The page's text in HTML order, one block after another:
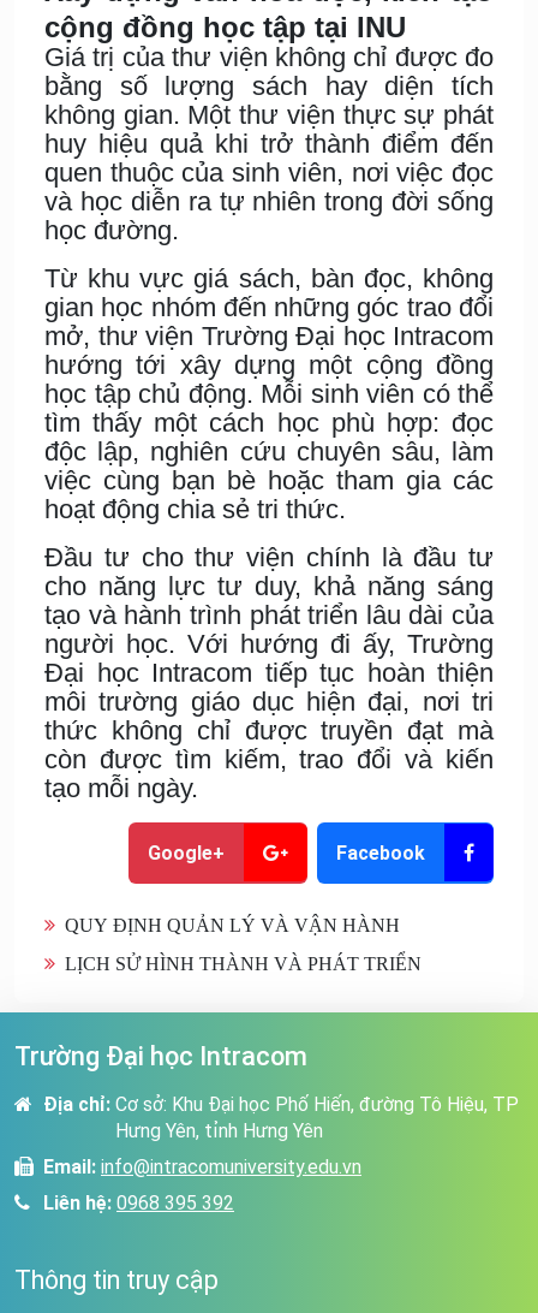
cộng đồng học tập tại INU
Giá trị của thư viện không chỉ được đo
bằng số lượng sách hay diện tích
không gian. Một thư viện thực sự phát
huy hiệu quả khi trở thành điểm đến
quen thuộc của sinh viên, nơi việc đọc
và học diễn ra tự nhiên trong đời sống
học đường.
Từ khu vực giá sách, bàn đọc, không
gian học nhóm đến những góc trao đổi
mở, thư viện Trường Đại học Intracom
hướng tới xây dựng một cộng đồng
học tập chủ động. Mỗi sinh viên có thể
tìm thấy một cách học phù hợp: đọc
độc lập, nghiên cứu chuyên sâu, làm
việc cùng bạn bè hoặc tham gia các
hoạt động chia sẻ tri thức.
Đầu tư cho thư viện chính là đầu tư
cho năng lực tư duy, khả năng sáng
tạo và hành trình phát triển lâu dài của
người học. Với hướng đi ấy, Trường
Đại học Intracom tiếp tục hoàn thiện
môi trường giáo dục hiện đại, nơi tri
thức không chỉ được truyền đạt mà
còn được tìm kiếm, trao đổi và kiến
tạo mỗi ngày.
Google+ Facebook
QUY ĐỊNH QUẢN LÝ VÀ VẬN HÀNH
LỊCH SỬ HÌNH THÀNH VÀ PHÁT TRIỂN
Trường Đại học Intracom
Địa chỉ: Cơ sở: Khu Đại học Phố Hiến, đường Tô Hiệu, TP
Hưng Yên, tỉnh Hưng Yên
Email: info@intracomuniversity.edu.vn
Liên hệ: 0968 395 392
Thông tin truy cập